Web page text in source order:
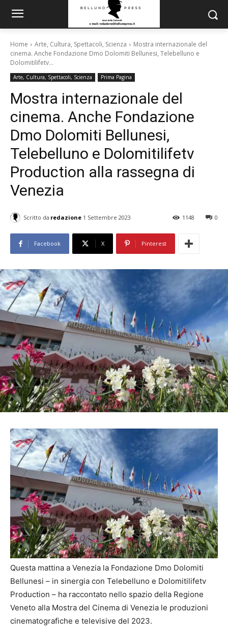
Home Arte, Cultura, Spettacoli, Scienza
Mostra internazionale del
cinema. Anche Fondazione Dmo Dolomiti Bellunesi, Telebelluno e
Dolomitilifetv...
Arte, Cultura, Spettacoli, Scienza Prima Pagina
Mostra internazionale del
cinema. Anche Fondazione
Dmo Dolomiti Bellunesi,
Telebelluno e Dolomitilifetv
Production alla rassegna di
Venezia
Scritto da redazione 1 Settembre 2023 0
1148
Facebook X Pinterest
Questa mattina a Venezia la Fondazione Dmo Dolomiti
Bellunesi – in sinergia con Telebelluno e Dolomitilifetv
Production – ha raccontato nello spazio della Regione
Veneto alla Mostra del Cinema di Venezia le produzioni
cinematografiche e televisive del 2023.